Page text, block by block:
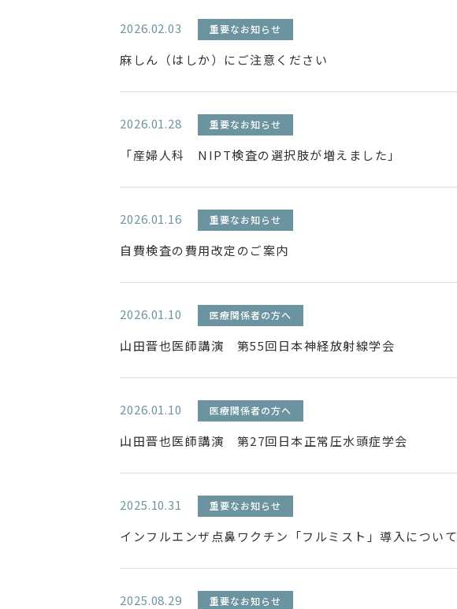
2026.02.03 重要なお知らせ
麻しん（はしか）にご注意ください
2026.01.28 重要なお知らせ
「産婦人科 NIPT検査の選択肢が増えました」
2026.01.16 重要なお知らせ
自費検査の費用改定のご案内
2026.01.10 医療関係者の方へ
山田晋也医師講演 第55回日本神経放射線学会
2026.01.10 医療関係者の方へ
山田晋也医師講演 第27回日本正常圧水頭症学会
2025.10.31 重要なお知らせ
インフルエンザ点鼻ワクチン「フルミスト」導入について
2025.08.29 重要なお知らせ